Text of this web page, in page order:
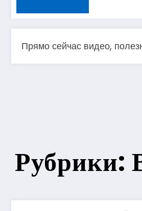
Прямо сейчас видео,
Рубрики: